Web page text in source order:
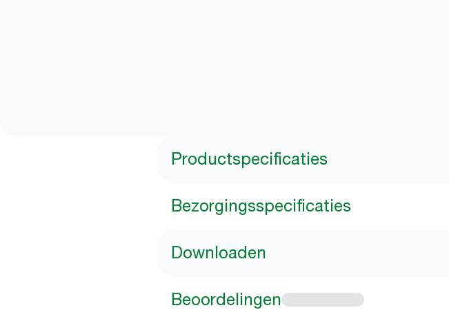
Productspecificaties
Bezorgingsspecificaties
Downloaden
Beoordelingen